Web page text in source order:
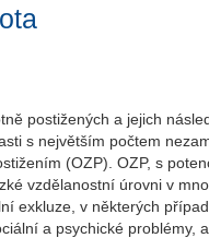
postižených a jejich
s největším počtem
(OZP). OZP, s
vzdělanostní úrovni v
exkluze, v některých
a psychické problémy,